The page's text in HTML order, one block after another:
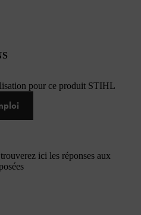
pour ce produit STIHL
ici les réponses aux